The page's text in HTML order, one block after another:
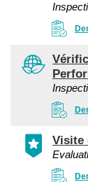
Visite